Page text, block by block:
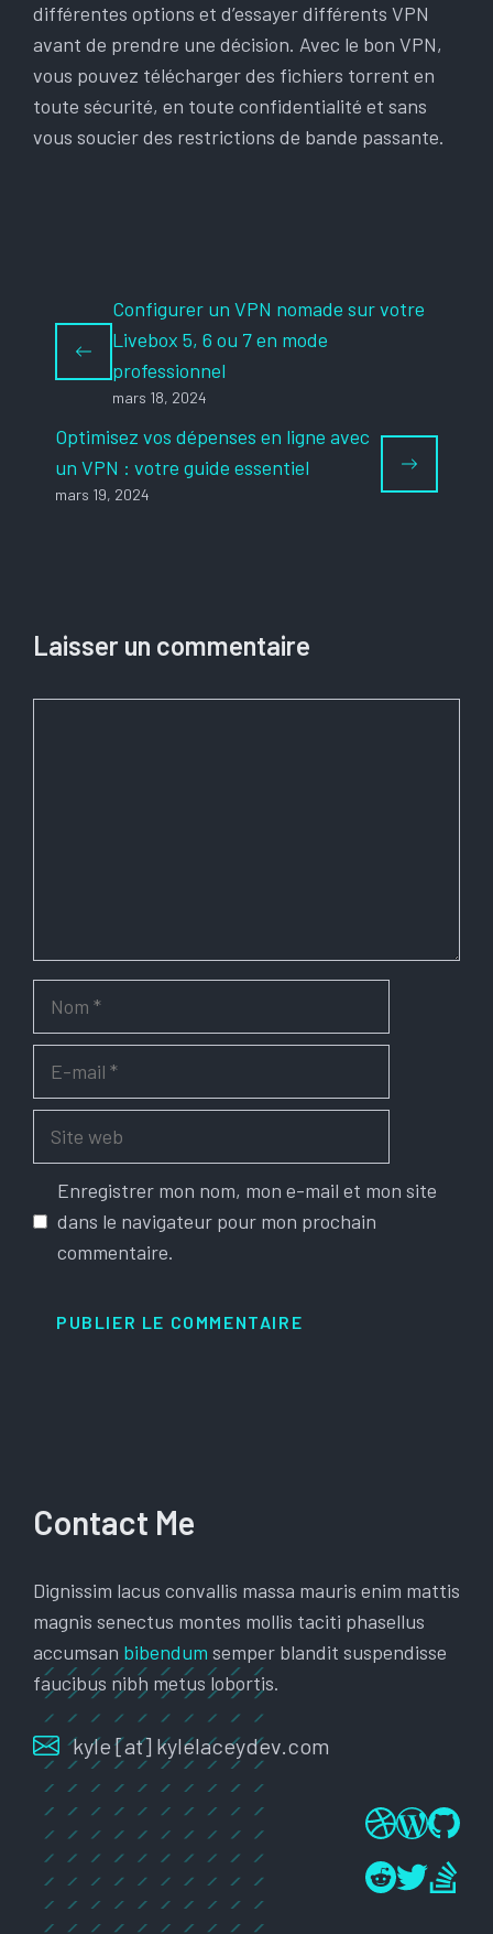
différentes options et d’essayer différents VPN
avant de prendre une décision. Avec le bon VPN,
vous pouvez télécharger des fichiers torrent en
toute sécurité, en toute confidentialité et sans
vous soucier des restrictions de bande passante.
Configurer un VPN nomade sur votre
Livebox 5, 6 ou 7 en mode
professionnel
mars 18, 2024
Optimisez vos dépenses en ligne avec
un VPN : votre guide essentiel
mars 19, 2024
Laisser un commentaire
Enregistrer mon nom, mon e-mail et mon site
dans le navigateur pour mon prochain
commentaire.
Contact Me
Dignissim lacus convallis massa mauris enim mattis
magnis senectus montes mollis taciti phasellus
accumsan bibendum semper blandit suspendisse
faucibus nibh metus lobortis.
kyle [at] kylelaceydev.com